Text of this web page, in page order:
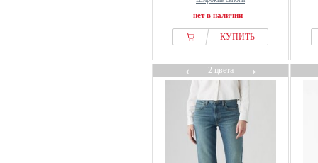
нет в наличии
КУПИТЬ
←2 цвета→